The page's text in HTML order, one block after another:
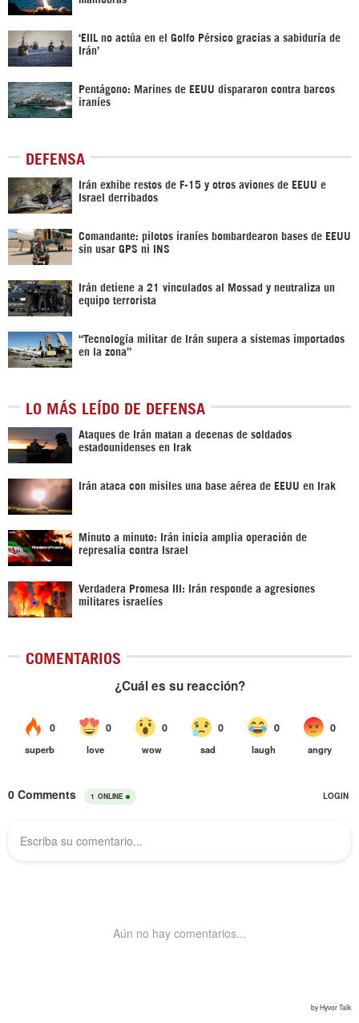
‘EIIL no actúa en el Golfo Pérsico gracias a sabiduría de
Irán’
Pentágono: Marines de EEUU dispararon contra barcos
iraníes
DEFENSA
Irán exhibe restos de F-15 y otros aviones de EEUU e
Israel derribados
Comandante: pilotos iraníes bombardearon bases de EEUU
sin usar GPS ni INS
Irán detiene a 21 vinculados al Mossad y neutraliza un
equipo terrorista
“Tecnología militar de Irán supera a sistemas importados
en la zona”
LO MÁS LEÍDO DE DEFENSA
Ataques de Irán matan a decenas de soldados
estadounidenses en Irak
Irán ataca con misiles una base aérea de EEUU en Irak
Minuto a minuto: Irán inicia amplia operación de
represalia contra Israel
Verdadera Promesa III: Irán responde a agresiones
militares israelíes
COMENTARIOS